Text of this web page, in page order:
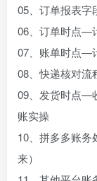
05、订单报表字
06、订单时点—
07、账单时点—
08、快递核对流
09、发货时点—
账实操
10、拼多多账务
来）